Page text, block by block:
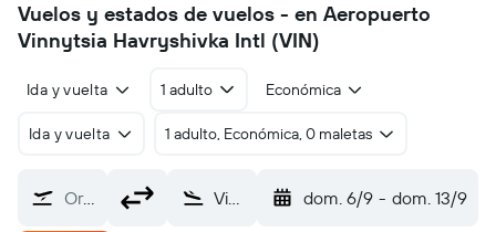
Vuelos y estados de vuelos - en Aeropuerto
Vinnytsia Havryshivka Intl (VIN)
Ida y vuelta 1 adulto Económica
Ida y vuelta 1 adulto, Económica, 0 maletas
Origen Vinnytsia Havryshivka Intl (VIN) dom. 6/9 - dom. 13/9